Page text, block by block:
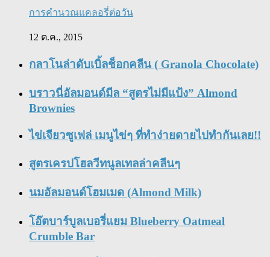
การคำนวณแคลอรี่ต่อวัน
12 ต.ค., 2015
กลาโนล่าดับเบิ้ลช็อกคลีน ( Granola Chocolate)
บราวนี่อัลมอนด์มีล “สูตรไม่มีแป้ง” Almond
Brownies
ไข่เจียวซูเฟล่ เมนูไข่ๆ ที่ทำง่ายดายไปทำกันเลย!!
สูตรเครปโฮลวีทนูลเทลล่าคลีนๆ
นมอัลมอนด์โฮมเมด (Almond Milk)
โอ๊ตบาร์บูลเบอรี่แยม Blueberry Oatmeal
Crumble Bar